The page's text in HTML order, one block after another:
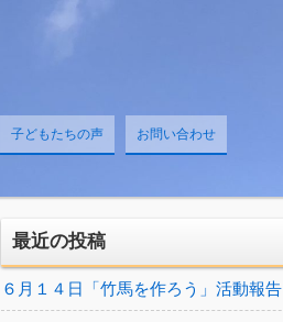
子どもたちの声 お問い合わせ
最近の投稿
６月１４日「竹馬を作ろう」活動報告